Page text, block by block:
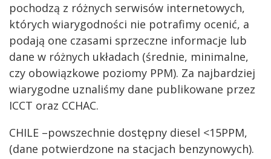
pochodzą z różnych serwisów internetowych,
których wiarygodności nie potrafimy ocenić, a
podają one czasami sprzeczne informacje lub
dane w różnych układach (średnie, minimalne,
czy obowiązkowe poziomy PPM). Za najbardziej
wiarygodne uznaliśmy dane publikowane przez
ICCT oraz CCHAC.
CHILE –powszechnie dostępny diesel <15PPM,
(dane potwierdzone na stacjach benzynowych).